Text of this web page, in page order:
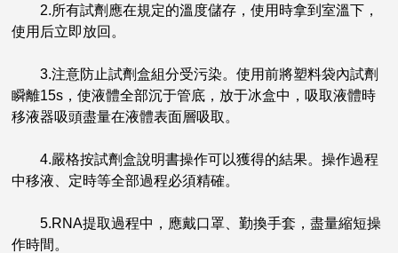
2.所有試劑應在規定的溫度儲存，使用時拿到室溫下，
使用后立即放回。
3.注意防止試劑盒組分受污染。使用前將塑料袋內試劑
瞬離15s，使液體全部沉于管底，放于冰盒中，吸取液體時
移液器吸頭盡量在液體表面層吸取。
4.嚴格按試劑盒說明書操作可以獲得的結果。操作過程
中移液、定時等全部過程必須精確。
5.RNA提取過程中，應戴口罩、勤換手套，盡量縮短操
作時間。